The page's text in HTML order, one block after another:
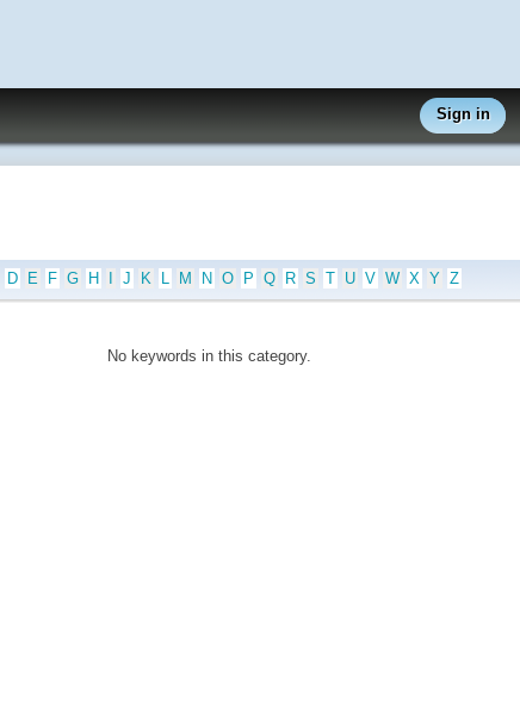
Sign in
D E F G H J K L M N O P Q R S T U V W X Y Z
No keywords in this category.